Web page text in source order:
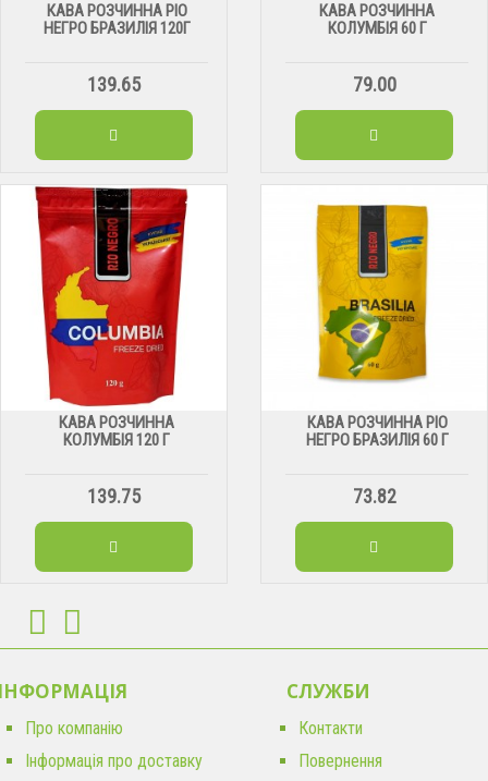
КАВА РОЗЧИННА РІО
НЕГРО БРАЗИЛІЯ 120Г
139.65
КАВА РОЗЧИННА
КОЛУМБІЯ 60 Г
79.00
КАВА РОЗЧИННА
КОЛУМБІЯ 120 Г
139.75
КАВА РОЗЧИННА РІО
НЕГРО БРАЗИЛІЯ 60 Г
73.82
Про компанію
Інформація про доставку
CЛУЖБИ
Контакти
Повернення